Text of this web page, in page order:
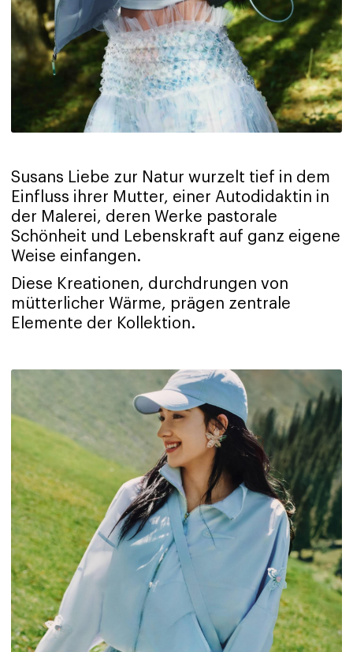
Susans Liebe zur Natur wurzelt tief in dem
Einfluss ihrer Mutter, einer Autodidaktin in
der Malerei, deren Werke pastorale
Schönheit und Lebenskraft auf ganz eigene
Weise einfangen.
Diese Kreationen, durchdrungen von
mütterlicher Wärme, prägen zentrale
Elemente der Kollektion.